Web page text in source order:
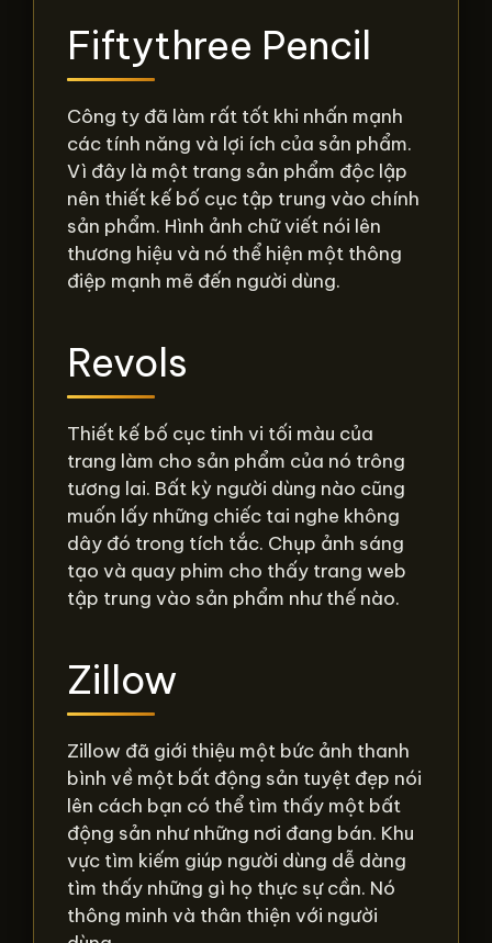
Fiftythree Pencil
Công ty đã làm rất tốt khi nhấn mạnh
các tính năng và lợi ích của sản phẩm.
Vì đây là một trang sản phẩm độc lập
nên thiết kế bố cục tập trung vào chính
sản phẩm. Hình ảnh chữ viết nói lên
thương hiệu và nó thể hiện một thông
điệp mạnh mẽ đến người dùng.
Revols
Thiết kế bố cục tinh vi tối màu của
trang làm cho sản phẩm của nó trông
tương lai. Bất kỳ người dùng nào cũng
muốn lấy những chiếc tai nghe không
dây đó trong tích tắc. Chụp ảnh sáng
tạo và quay phim cho thấy trang web
tập trung vào sản phẩm như thế nào.
Zillow
Zillow đã giới thiệu một bức ảnh thanh
bình về một bất động sản tuyệt đẹp nói
lên cách bạn có thể tìm thấy một bất
động sản như những nơi đang bán. Khu
vực tìm kiếm giúp người dùng dễ dàng
tìm thấy những gì họ thực sự cần. Nó
thông minh và thân thiện với người